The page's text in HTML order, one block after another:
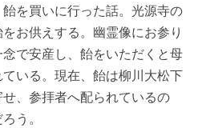
を買いに行った話。光源寺の
お供えする。幽霊像にお参り
で安産し、飴をいただくと母
いる。現在、飴は柳川大松下
、参拝者へ配られているの
う。